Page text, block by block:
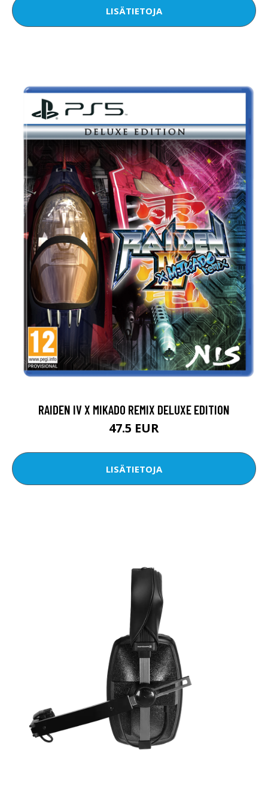
LISÄTIETOJA
RAIDEN IV X MIKADO REMIX DELUXE EDITION
47.5 EUR
LISÄTIETOJA